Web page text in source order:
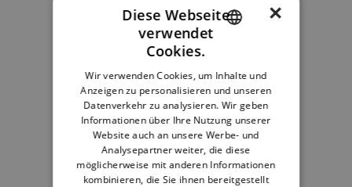
DANISH
ITALIAN
SWEDISH
GERMAN
×
Diese Webseite
verwendet
Cookies.
Wir verwenden Cookies, um Inhalte und
Anzeigen zu personalisieren und unseren
Datenverkehr zu analysieren. Wir geben
Informationen über Ihre Nutzung unserer
Website auch an unsere Werbe- und
Analysepartner weiter, die diese
möglicherweise mit anderen Informationen
kombinieren, die Sie ihnen bereitgestellt